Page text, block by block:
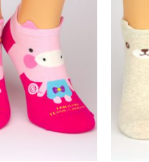
Wunschliste